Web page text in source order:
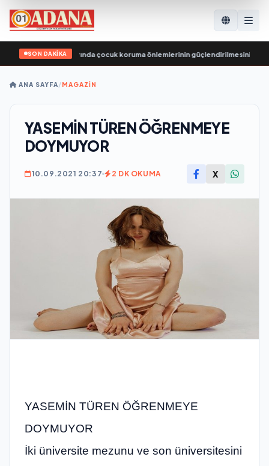
SON DAKİKA
eğlence parklarında çocuk koruma önlemlerinin güçlendirilmesini
ANA SAYFA/MAGAZİN
YASEMİN TÜREN ÖĞRENMEYE
DOYMUYOR
10.09.2021 20:37 2 DK OKUMA X
YASEMİN TÜREN ÖĞRENMEYE
DOYMUYOR
İki üniversite mezunu ve son üniversitesini